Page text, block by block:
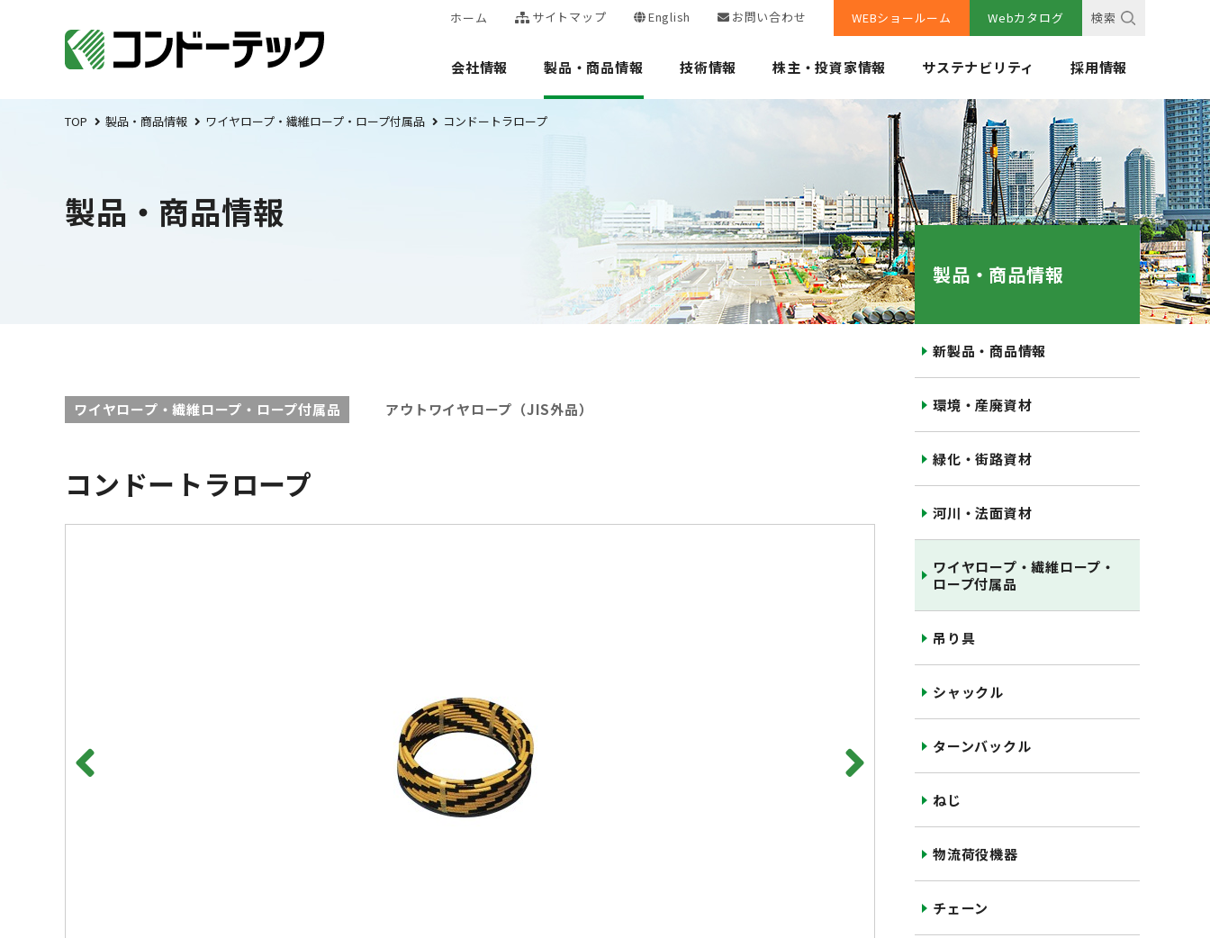
ホーム サイトマップ English お問い合わせ WEBショールーム Webカタログ 検索
会社情報 製品・商品情報 技術情報 株主・投資家情報 サステナビリティ 採用情報
TOP 製品・商品情報 ワイヤロープ・繊維ロープ・ロープ付属品 コンドートラロープ
製品・商品情報
ワイヤロープ・繊維ロープ・ロープ付属品 アウトワイヤロープ（JIS外品）
コンドートラロープ
製品・商品情報
新製品・商品情報
環境・産廃資材
緑化・街路資材
河川・法面資材
ワイヤロープ・繊維ロープ・
ロープ付属品
吊り具
シャックル
ターンバックル
ねじ
物流荷役機器
チェーン